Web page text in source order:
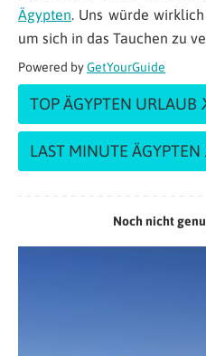
Ägypten. Uns würde
um sich in das Tauchen zu
Powered byGetYourGuide
TOP ÄGYPTEN URLAUB
LAST MINUTE ÄGYPTEN
Noch nicht